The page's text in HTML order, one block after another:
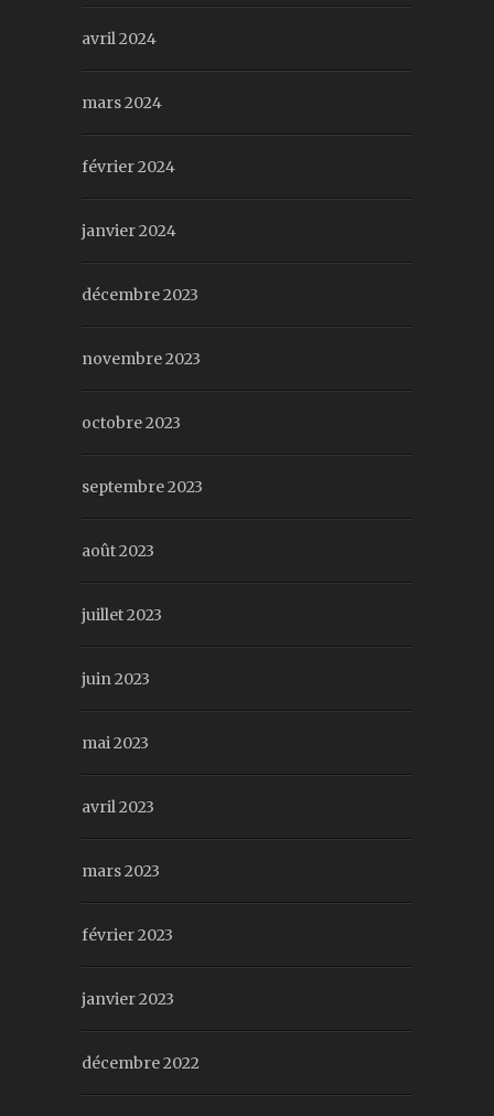
avril 2024
mars 2024
février 2024
janvier 2024
décembre 2023
novembre 2023
octobre 2023
septembre 2023
août 2023
juillet 2023
juin 2023
mai 2023
avril 2023
mars 2023
février 2023
janvier 2023
décembre 2022